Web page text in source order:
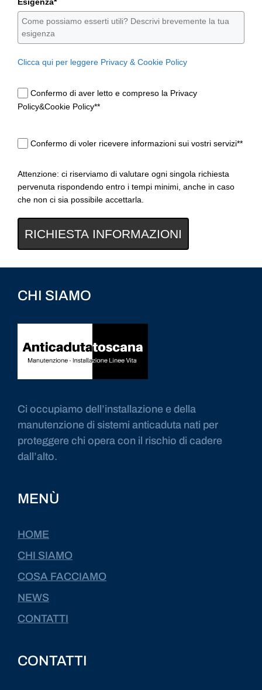
Clicca qui per leggere Privacy & Cookie Policy
Confermo di aver letto e compreso la Privacy
Policy&Cookie Policy**
Confermo di voler ricevere informazioni sui vostri servizi**
Attenzione: ci riserviamo di valutare ogni singola richiesta
pervenuta rispondendo entro i tempi minimi, anche in caso
che non ci sia possibile accettarla.
RICHIESTA INFORMAZIONI
CHI SIAMO
Ci occupiamo dell’installazione e della
manutenzione di sistemi anticaduta nati per
proteggere chi opera con il rischio di cadere
dall’alto.
MENÙ
HOME
CHI SIAMO
COSA FACCIAMO
NEWS
CONTATTI
CONTATTI